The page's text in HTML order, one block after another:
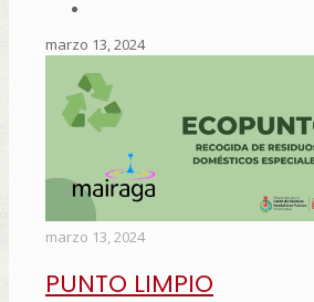
marzo 13, 2024
marzo 13, 2024
PUNTO LIMPIO